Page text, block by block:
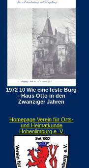
1972 10 Wie eine feste Burg
- Haus Otto in den
Zwanziger Jahren
Homepage Verein für Orts-
und Heimatkunde
Hohenlimburg e. V.